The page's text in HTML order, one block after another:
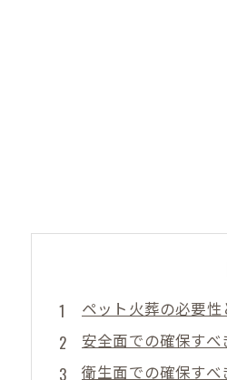
ペット火葬の必要性
安全面での確保すべ
衛生面での確保すべ